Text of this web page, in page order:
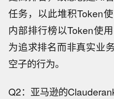
任务，以此堆积Token
内部排行榜以Token使
为追求排名而非真实业
空子的行为。
Q2：亚马逊的